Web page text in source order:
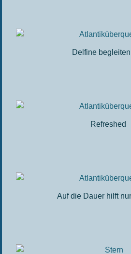
Delfine
Refreshed
Auf die Dauer hilft